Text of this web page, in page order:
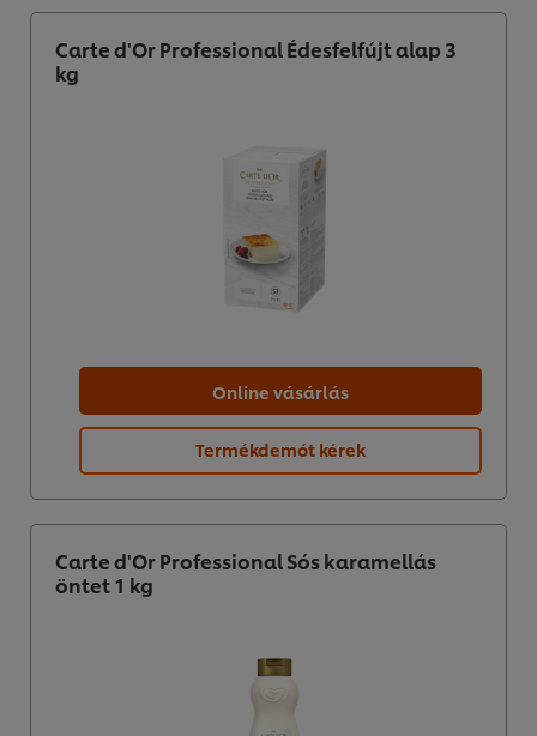
Carte d'Or Professional Édesfelfújt alap 3
kg
Online vásárlás
Termékdemót kérek
Carte d'Or Professional Sós karamellás
öntet 1 kg